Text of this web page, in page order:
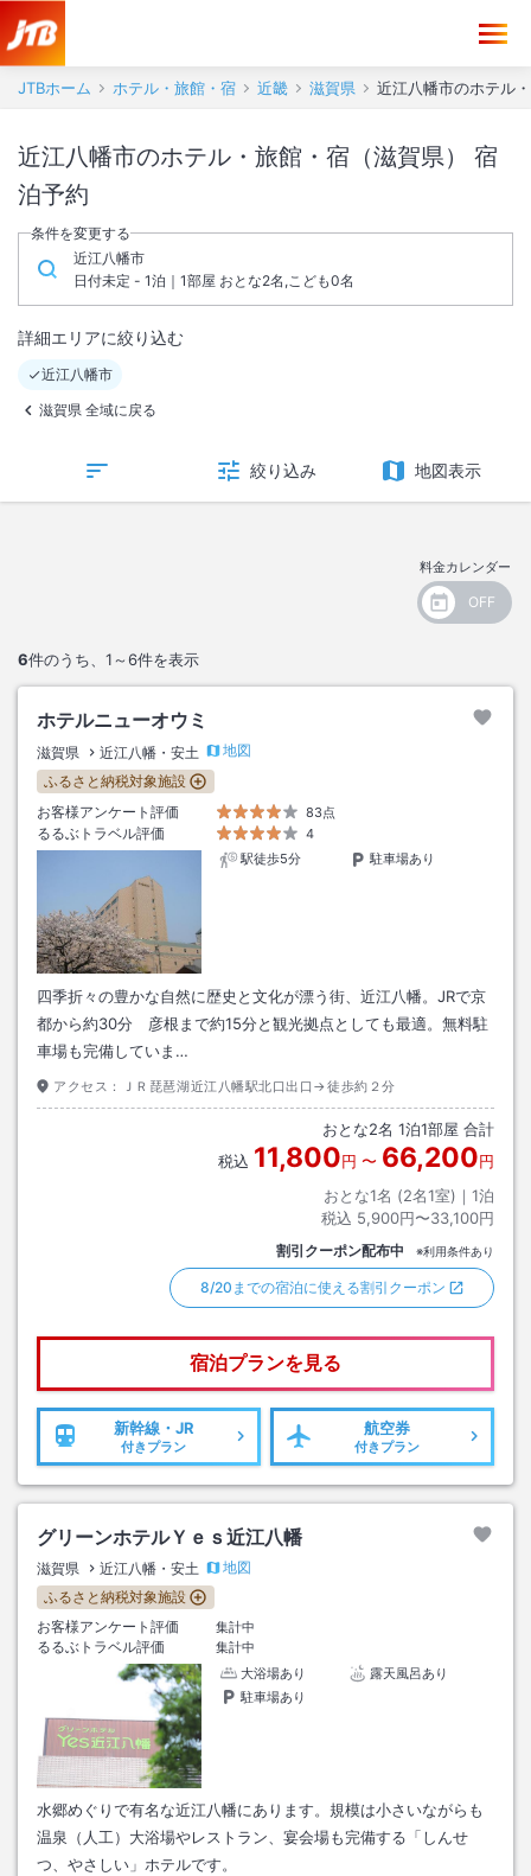
JTBホーム ホテル・旅館・宿 近畿 滋賀県 近江八幡市のホテル
近江八幡市のホテル・旅館・宿（滋賀県） 宿
泊予約
条件を変更する
近江八幡市
日付未定 - 1泊｜1部屋 おとな2名,こども0名
詳細エリアに絞り込む
近江八幡市
滋賀県 全域に戻る
絞り込み 地図表示
料金カレンダー
6件のうち、 1～6件を表示
ホテルニューオウミ
滋賀県 近江八幡・安土
地図
ふるさと納税対象施設
お客様アンケート評価
83点
るるぶトラベル評価
4
駅徒歩5分
駐車場あり
四季折々の豊かな自然に歴史と文化が漂う街、近江八幡。JRで京
都から約30分 彦根まで約15分と観光拠点としても最適。無料駐
車場も完備していま…
アクセス： ＪＲ琵琶湖近江八幡駅北口出口→徒歩約２分
おとな2名 1泊1部屋 合計
税込 11,800円 〜 66,200円
おとな1名 (2名1室)｜ 1泊
税込 5,900円〜33,100円
割引クーポン配布中 ※利用条件あり
8/20までの宿泊に使える割引クーポン
宿泊プランを見る
新幹線・JR
付きプラン
航空券
付きプラン
グリーンホテルＹｅｓ近江八幡
滋賀県 近江八幡・安土
地図
ふるさと納税対象施設
お客様アンケート評価
集計中
るるぶトラベル評価
集計中
大浴場あり
露天風呂あり
駐車場あり
水郷めぐりで有名な近江八幡にあります。規模は小さいながらも
温泉（人工）大浴場やレストラン、宴会場も完備する「しんせ
つ、やさしい」ホテルです。